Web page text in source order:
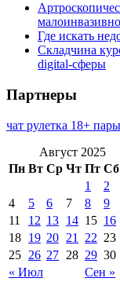
Где искать
Складчина
digital-сферы
Партнеры
чат рулетка 18+ пары
Август 2025
Пн Вт Ср Чт Пт Сб
« Июл Сен »
1 2
4
5 6 7 8 9
11
12 13 14 15 16
18 19 20 21 22 23
25 26 27 28 29 30